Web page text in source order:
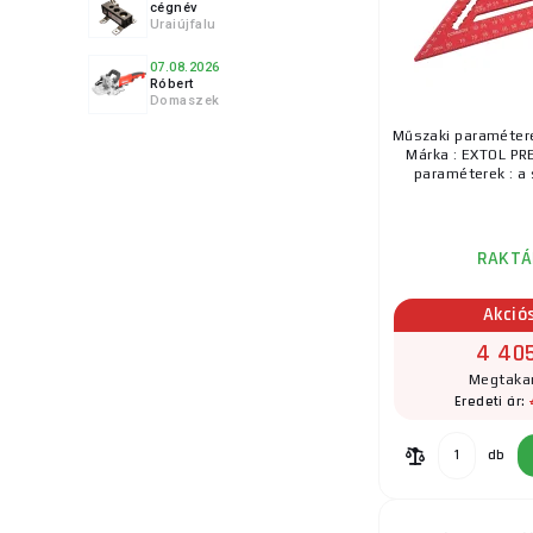
cégnév
Uraiújfalu
07.08.2026
Róbert
Domaszek
9.
Műszaki
Márka : EXTOL
paraméterek : a
4
Eredeti ár:
db